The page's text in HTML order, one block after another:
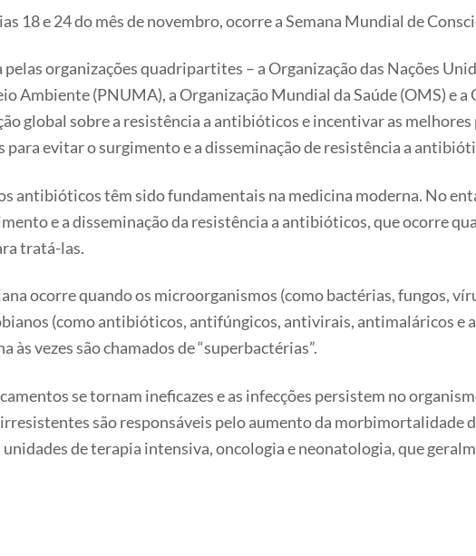
18 e 24 do mês de novembro, ocorre a Semana Mundial de
organizações quadripartites – a Organização das Nações
Ambiente (PNUMA), a Organização Mundial da Saúde (OMS) e
global sobre a resistência a antibióticos e incentivar as
evitar o surgimento e a disseminação de resistência a
antibióticos têm sido fundamentais na medicina moderna. No
e a disseminação da resistência a antibióticos, que ocorre
tratá-las.
ocorre quando os microorganismos (como bactérias, fungos,
(como antibióticos, antifúngicos, antivirais, antimaláricos e
vezes são chamados de “superbactérias”.
se tornam ineficazes e as infecções persistem no
são responsáveis ​​pelo aumento da morbimortalidade
unidades de terapia intensiva, oncologia e neonatologia, que